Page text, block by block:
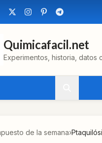
Quimicafacil.net
Experimentos, historia, datos
de la semana›